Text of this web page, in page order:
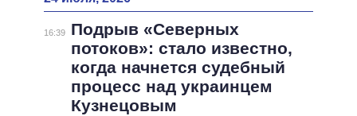
16:39
Подрыв «Северных
потоков»: стало известно,
когда начнется судебный
процесс над украинцем
Кузнецовым